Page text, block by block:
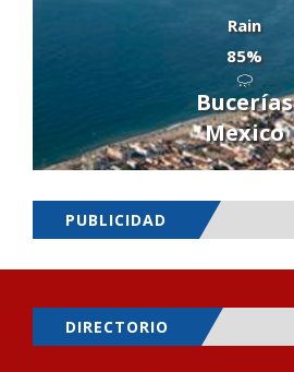
Rain
85%
Bucerías
Mexico
PUBLICIDAD
DIRECTORIO